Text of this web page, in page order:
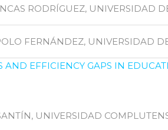
RODRÍGUEZ, UNIVERSIDAD
FERNÁNDEZ, UNIVERSIDAD
EFFICIENCY GAPS IN
UNIVERSIDAD